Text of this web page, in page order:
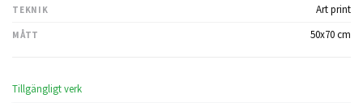
TEKNIK Art print
MÅTT 50x70 cm
Tillgängligt verk